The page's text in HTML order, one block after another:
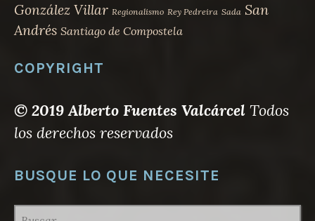
González Villar Regionalismo Rey Pedreira Sada San
Andrés Santiago de Compostela
COPYRIGHT
© 2019 Alberto Fuentes Valcárcel Todos
los derechos reservados
BUSQUE LO QUE NECESITE